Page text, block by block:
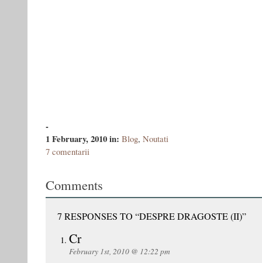
-
1 February, 2010in: Blog, Noutati
7 comentarii
Comments
7 RESPONSES TO “DESPRE DRAGOSTE (II)”
Cr
February 1st, 2010 @ 12:22 pm